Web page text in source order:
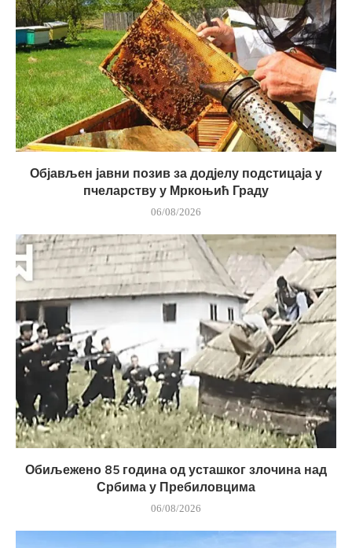
Објављен јавни позив за додјелу подстицаја у
пчеларству у Мркоњић Граду
06/08/2026
Обиљежено 85 година од усташког злочина над
Србима у Пребиловцима
06/08/2026